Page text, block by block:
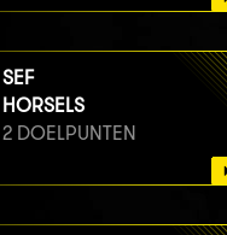
SEF
HORSELS
2 DOELPUNTEN